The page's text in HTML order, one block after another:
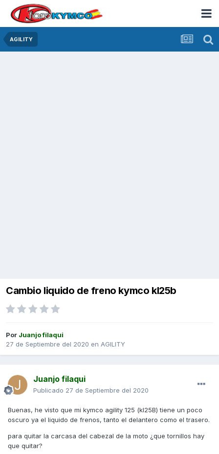
AGILITY
Cambio liquido de freno kymco kl25b
Por Juanjo filaqui
27 de Septiembre del 2020 en AGILITY
Juanjo filaqui
Publicado 27 de Septiembre del 2020
Buenas, he visto que mi kymco agility 125 (kl25B) tiene un poco
oscuro ya el liquido de frenos, tanto el delantero como el trasero.
para quitar la carcasa del cabezal de la moto ¿que tornillos hay
que quitar?